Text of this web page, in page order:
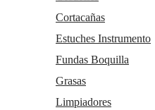
Cortacañas
Estuches Instrumento
Fundas Boquilla
Grasas
Limpiadores